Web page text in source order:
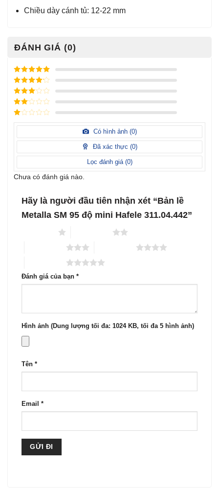
Chiều dày cánh tủ: 12-22 mm
ĐÁNH GIÁ (0)
Được xếp
hạng
5
sao
Được xếp
hạng
sao
Được
xếp
hạng3
5 sao
Được
hạng
sao
Được
1
sao
Có hình ảnh (0)
Đã xác thực (0)
Lọc đánh giá (0)
Chưa có đánh giá nào.
Hãy là người đầu tiên nhận xét “Bản lề
Metalla SM 95 độ mini Hafele 311.04.442”
Đánh giá của bạn *
Hình ảnh (Dung lượng tối đa: 1024 KB, tối đa 5 hình ảnh)
Tên *
Email *